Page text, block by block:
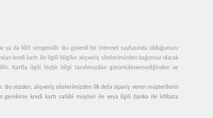
ya da kilit simgesidir. Bu güvenli bir internet sayfasında olduğunuzu
kredi kartı ile ilgili bilgiler alışveriş sitelerimizden bağımsız olarak
Kartla ilgili hiçbir bilgi tarafımızdan görüntülenemediğinden ve
Bu yüzden, alışveriş sitelerimizden ilk defa sipariş veren müşterilerin
gerekirse kredi kartı sahibi müşteri ile veya ilgili banka ile irtibata